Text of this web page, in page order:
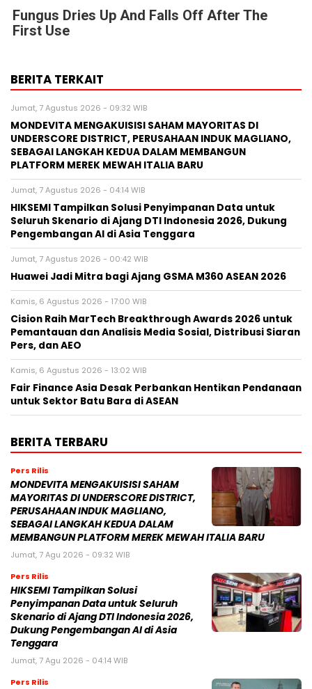
Fungus Dries Up And Falls Off After The
First Use
BERITA TERKAIT
Jumat, 7 Agustus 2026 - 09:32 WIB
MONDEVITA MENGAKUISISI SAHAM MAYORITAS DI
UNDERSCORE DISTRICT, PERUSAHAAN INDUK MAGLIANO,
SEBAGAI LANGKAH KEDUA DALAM MEMBANGUN
PLATFORM MEREK MEWAH ITALIA BARU
Jumat, 7 Agustus 2026 - 04:14 WIB
HIKSEMI Tampilkan Solusi Penyimpanan Data untuk
Seluruh Skenario di Ajang DTI Indonesia 2026, Dukung
Pengembangan AI di Asia Tenggara
Jumat, 7 Agustus 2026 - 00:42 WIB
Huawei Jadi Mitra bagi Ajang GSMA M360 ASEAN 2026
Kamis, 6 Agustus 2026 - 17:00 WIB
Cision Raih MarTech Breakthrough Awards 2026 untuk
Pemantauan dan Analisis Media Sosial, Distribusi Siaran
Pers, dan AEO
Kamis, 6 Agustus 2026 - 13:02 WIB
Fair Finance Asia Desak Perbankan Hentikan Pendanaan
untuk Sektor Batu Bara di ASEAN
BERITA TERBARU
Pers Rilis
MONDEVITA MENGAKUISISI SAHAM
MAYORITAS DI UNDERSCORE DISTRICT,
PERUSAHAAN INDUK MAGLIANO,
SEBAGAI LANGKAH KEDUA DALAM
MEMBANGUN PLATFORM MEREK MEWAH ITALIA BARU
Jumat, 7 Agu 2026 - 09:32 WIB
Pers Rilis
HIKSEMI Tampilkan Solusi
Penyimpanan Data untuk Seluruh
Skenario di Ajang DTI Indonesia 2026,
Dukung Pengembangan AI di Asia
Tenggara
Jumat, 7 Agu 2026 - 04:14 WIB
Pers Rilis